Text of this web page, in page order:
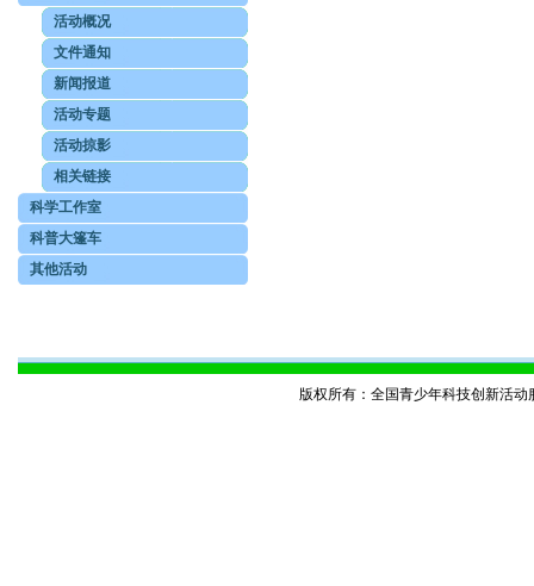
活动概况
文件通知
新闻报道
活动专题
活动掠影
相关链接
科学工作室
科普大篷车
其他活动
版权所有：全国青少年科技创新活